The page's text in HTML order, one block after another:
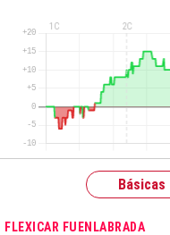
Básicas
FLEXICAR FUENLABRADA